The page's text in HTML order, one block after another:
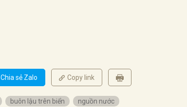
Chia sẻ Zalo Copy link
buôn lậu trên biển nguồn nước